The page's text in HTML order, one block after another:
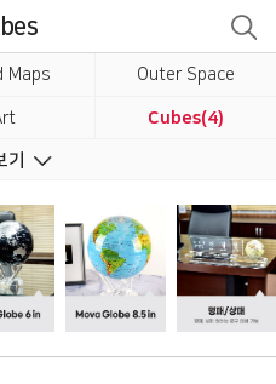
Maps Outer Space
Cubes(4)
상패